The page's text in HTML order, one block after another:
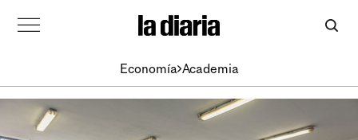
Economía Academia